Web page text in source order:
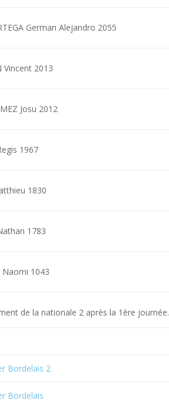
German Alejandro 2055
Vincent 2013
Josu 2012
1967
1830
1783
Naomi 1043
de la nationale 2 après la 1ère journée.
Bordelais 2
Bordelais